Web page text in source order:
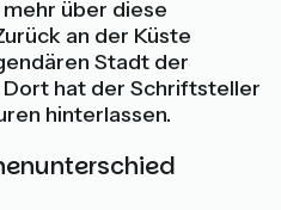
mehr über diese
an der Küste
Stadt der
Dort hat der Schriftsteller
hinterlassen.